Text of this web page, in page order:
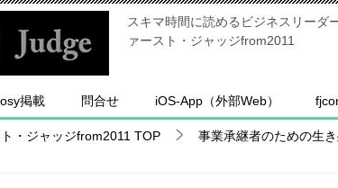
スキマ時間に読めるビジネスリーダ
ァースト・ジャッジfrom2011
掲載 問合せ iOS-App（外部Web）
・ジャッジfrom2011 TOP
事業承継者のための生